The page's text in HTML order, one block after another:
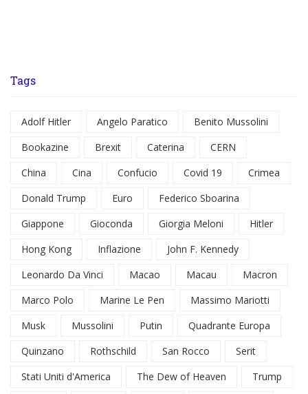
Tags
Adolf Hitler Angelo Paratico
Benito Mussolini
Bookazine
Brexit Caterina
CERN
China
Cina Confucio Covid 19
Crimea
Donald Trump
Euro
Federico Sboarina
Giappone
Gioconda Giorgia Meloni
Hitler
Hong Kong
Inflazione
John F. Kennedy
Leonardo Da Vinci
Macao Macau
Macron
Marco Polo
Marine Le Pen
Massimo Mariotti
Musk
Mussolini Putin
Quadrante Europa
Quinzano
Rothschild San Rocco
Serit
Stati Uniti d'America
The Dew of Heaven
Trump